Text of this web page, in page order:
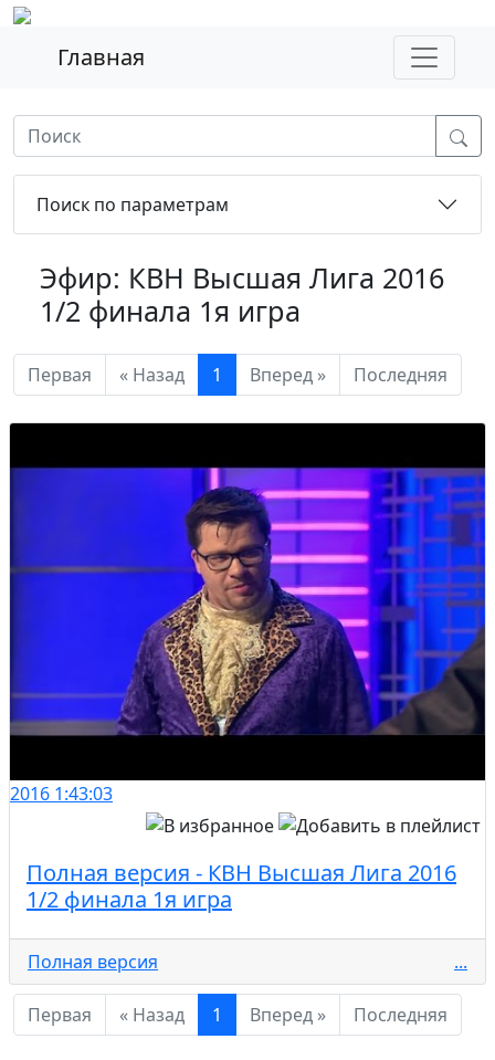
Главная
Поиск по параметрам
Эфир: КВН Высшая Лига 2016
1/2 финала 1я игра
Первая « Назад 1 Вперед » Последняя
2016 1:43:03
Полная версия - КВН Высшая Лига 2016
1/2 финала 1я игра
Полная версия ...
Первая « Назад 1 Вперед » Последняя